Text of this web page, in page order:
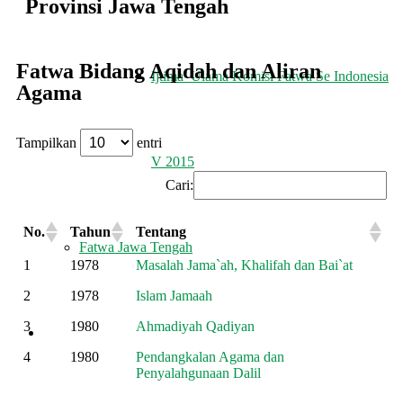
Ijtima’ Ulama Komisi Fatwa Se Indonesia
V 2015
Fatwa Jawa Tengah
REKOMENDASI
Provinsi Jawa Tengah
Fatwa Bidang Aqidah dan Aliran
Agama
Tampilkan entri
Cari:
No. Tahun Tentang
1 1978
Masalah Jama`ah, Khalifah dan Bai`at
2
1978
Islam Jamaah
3
1980
Ahmadiyah Qadiyan
4
1980
Pendangkalan Agama dan
Penyalahgunaan Dalil